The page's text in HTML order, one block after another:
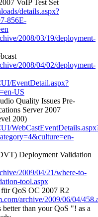
VoIP Test Set
details.aspx?
856E-
2008/03/19/deployment-
2008/04/02/deployment-
EventDetail.aspx?
US
Quality Issues Pre-
Server 2007
200)
Deployment Validation
2009/04/21/where-to-
tool.aspx
QoS OC 2007 R2
archive/2009/06/04/
than your QoS "! as a